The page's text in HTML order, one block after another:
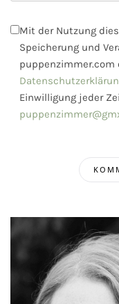
Mit der Nutzung
Speicherung und
Einwilligung jeder